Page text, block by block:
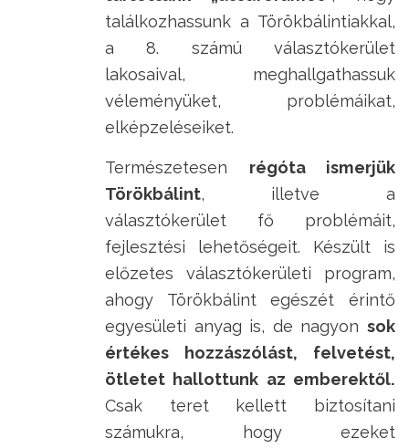
találkozhassunk a Törökbálintiakkal,
a 8. számú választókerület
lakosaival, meghallgathassuk
véleményüket, problémáikat,
elképzeléseiket.
Természetesen régóta ismerjük
Törökbálint, illetve a
választókerület fő problémáit,
fejlesztési lehetőségeit. Készült is
előzetes választókerületi program,
ahogy Törökbálint egészét érintő
egyesületi anyag is, de nagyon sok
értékes hozzászólást, felvetést,
ötletet hallottunk az emberektől.
Csak teret kellett biztosítani
számukra, hogy ezeket